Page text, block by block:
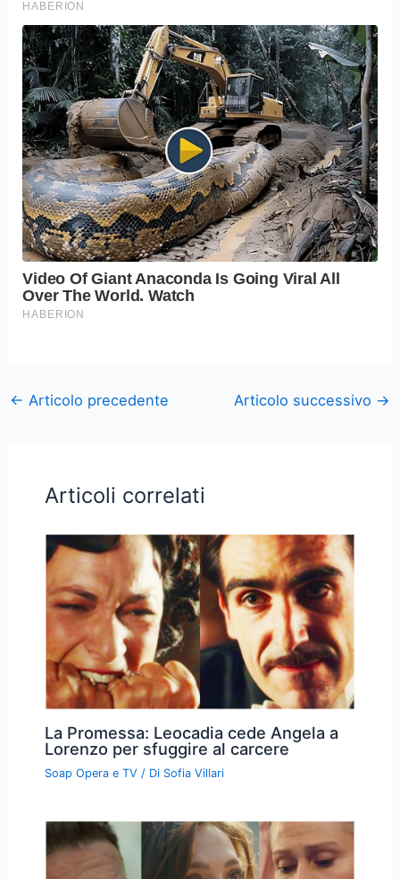
← Articolo precedente Articolo successivo →
Articoli correlati
La Promessa: Leocadia cede Angela a
Lorenzo per sfuggire al carcere
Soap Opera e TV / Di Sofia Villari